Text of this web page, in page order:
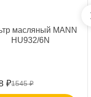
масляный MANN
HU932/6N
₽1545 ₽